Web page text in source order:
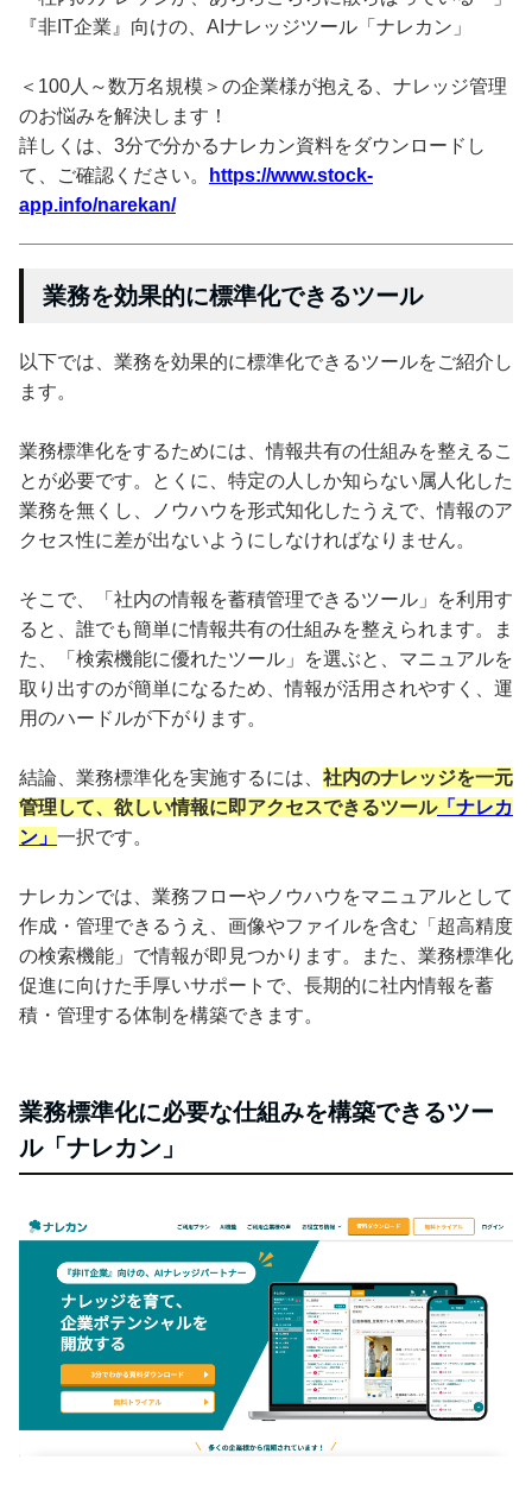
『非IT企業』向けの、AIナレッジツール「ナレカン」
＜100人～数万名規模＞の企業様が抱える、ナレッジ管理
のお悩みを解決します！
詳しくは、3分で分かるナレカン資料をダウンロードし
て、ご確認ください。
https://www.stock-
app.info/narekan/
業務を効果的に標準化できるツール
以下では、業務を効果的に標準化できるツールをご紹介し
ます。
業務標準化をするためには、情報共有の仕組みを整えるこ
とが必要です。とくに、特定の人しか知らない属人化した
業務を無くし、ノウハウを形式知化したうえで、情報のア
クセス性に差が出ないようにしなければなりません。
そこで、「社内の情報を蓄積管理できるツール」を利用す
ると、誰でも簡単に情報共有の仕組みを整えられます。ま
た、「検索機能に優れたツール」を選ぶと、マニュアルを
取り出すのが簡単になるため、情報が活用されやすく、運
用のハードルが下がります。
結論、業務標準化を実施するには、 社内のナレッジを一元
管理して、欲しい情報に即アクセスできるツール「ナレカ
ン」 一択です。
ナレカンでは、業務フローやノウハウをマニュアルとして
作成・管理できるうえ、画像やファイルを含む「超高精度
の検索機能」で情報が即見つかります。また、業務標準化
促進に向けた手厚いサポートで、長期的に社内情報を蓄
積・管理する体制を構築できます。
業務標準化に必要な仕組みを構築できるツー
ル「ナレカン」